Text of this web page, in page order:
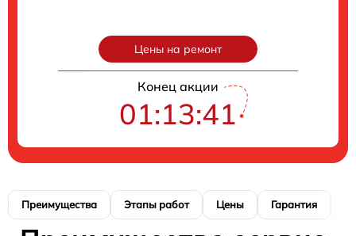
Цены на ремонт
Конец акции
01:13:40
Преимущества Этапы работ Цены Гарантия